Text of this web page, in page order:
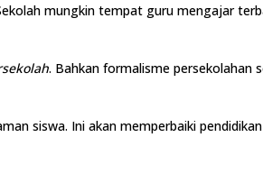
mungkin tempat guru mengajar
. Bahkan formalisme persekolahan
siswa. Ini akan memperbaiki